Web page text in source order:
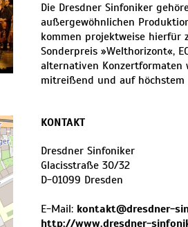
Die Dresdner Sinfoniker
außergewöhnlichen
kommen projektweise hierfür
Sonderpreis »Welthorizont«,
alternativen Konzertformaten
mitreißend und auf höchstem
KONTAKT
Dresdner Sinfoniker
Glacisstraße 30/32
D-01099 Dresden
E-Mail: kontakt@dresdner-
http://www.dresdner-